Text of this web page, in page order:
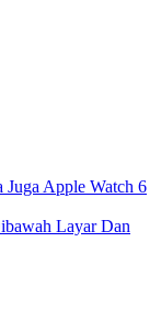
Juga Apple Watch 6
Layar Dan